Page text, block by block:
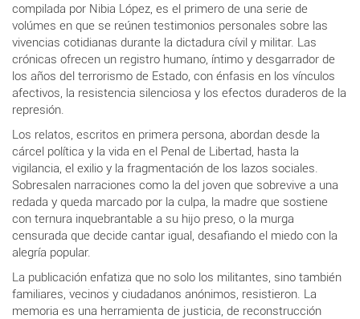
compilada por Nibia López, es el primero de una serie de
volúmes en que se reúnen testimonios personales sobre las
vivencias cotidianas durante la dictadura cívil y militar. Las
crónicas ofrecen un registro humano, íntimo y desgarrador de
los años del terrorismo de Estado, con énfasis en los vínculos
afectivos, la resistencia silenciosa y los efectos duraderos de la
represión.
Los relatos, escritos en primera persona, abordan desde la
cárcel política y la vida en el Penal de Libertad, hasta la
vigilancia, el exilio y la fragmentación de los lazos sociales.
Sobresalen narraciones como la del joven que sobrevive a una
redada y queda marcado por la culpa, la madre que sostiene
con ternura inquebrantable a su hijo preso, o la murga
censurada que decide cantar igual, desafiando el miedo con la
alegría popular.
La publicación enfatiza que no solo los militantes, sino también
familiares, vecinos y ciudadanos anónimos, resistieron. La
memoria es una herramienta de justicia, de reconstrucción